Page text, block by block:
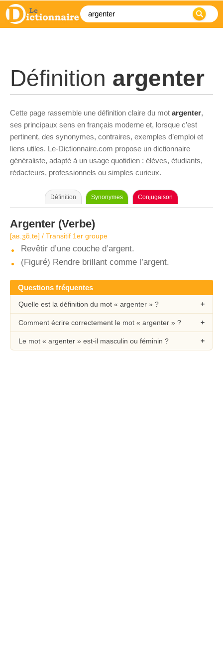
Définition argenter
Cette page rassemble une définition claire du mot argenter,
ses principaux sens en français moderne et, lorsque c’est
pertinent, des synonymes, contraires, exemples d’emploi et
liens utiles. Le-Dictionnaire.com propose un dictionnaire
généraliste, adapté à un usage quotidien : élèves, étudiants,
rédacteurs, professionnels ou simples curieux.
Définition Synonymes Conjugaison
Argenter (Verbe)
[aʁ.ʒɑ̃.te] / Transitif 1er groupe
Revêtir d’une couche d’argent.
(Figuré) Rendre brillant comme l’argent.
Questions fréquentes
Quelle est la définition du mot « argenter » ?
Comment écrire correctement le mot « argenter » ?
Le mot « argenter » est-il masculin ou féminin ?